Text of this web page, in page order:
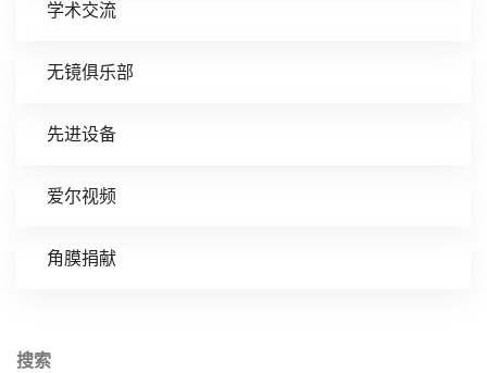
学术交流
无镜俱乐部
先进设备
爱尔视频
角膜捐献
搜索